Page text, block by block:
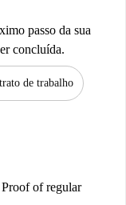
passo da sua
concluída.
de trabalho
Proof of regular